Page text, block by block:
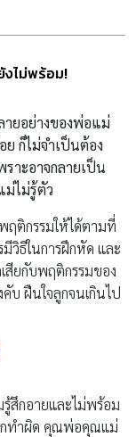
งไม่พร้อม!
ายอย่างของพ่อแม่
ย ก็ไม่จำเป็นต้อง
าะอาจกลายเป็น
ไม่รู้ตัว
ฤติกรรมให้ได้ตามที่
วิธีในการฝึกหัด และ
สียกับพฤติกรรมของ
บ ฝืนใจลูกจนเกินไป
รู้สึกอายและไม่พร้อม
กทำผิด คุณพ่อคุณแม่